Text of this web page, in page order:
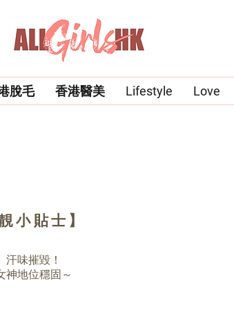
脫毛 香港醫美 Lifestyle Love
小貼士】
味摧毀！
神地位穩固～